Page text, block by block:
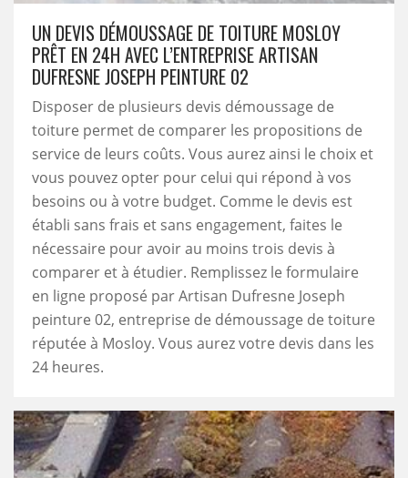
UN DEVIS DÉMOUSSAGE DE TOITURE MOSLOY
PRÊT EN 24H AVEC L’ENTREPRISE ARTISAN
DUFRESNE JOSEPH PEINTURE 02
Disposer de plusieurs devis démoussage de
toiture permet de comparer les propositions de
service de leurs coûts. Vous aurez ainsi le choix et
vous pouvez opter pour celui qui répond à vos
besoins ou à votre budget. Comme le devis est
établi sans frais et sans engagement, faites le
nécessaire pour avoir au moins trois devis à
comparer et à étudier. Remplissez le formulaire
en ligne proposé par Artisan Dufresne Joseph
peinture 02, entreprise de démoussage de toiture
réputée à Mosloy. Vous aurez votre devis dans les
24 heures.